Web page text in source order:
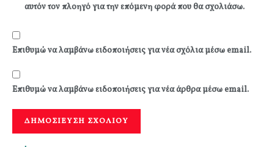
αυτόν τον πλοηγό για την επόμενη φορά που θα σχολιάσω.
Επιθυμώ να λαμβάνω ειδοποιήσεις για νέα σχόλια μέσω email.
Επιθυμώ να λαμβάνω ειδοποιήσεις για νέα άρθρα μέσω email.